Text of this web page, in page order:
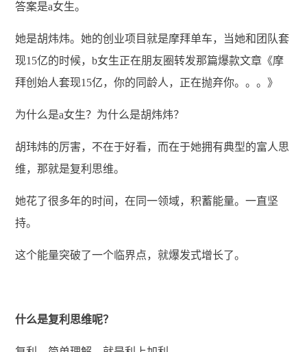
答案是a女生。
她是胡炜炜。她的创业项目就是摩拜单车，当她和团队套
现15亿的时候，b女生正在朋友圈转发那篇爆款文章《摩
拜创始人套现15亿，你的同龄人，正在抛弃你。。。》
为什么是a女生？为什么是胡炜炜？
胡玮炜的厉害，不在于好看，而在于她拥有典型的富人思
维，那就是复利思维。
她花了很多年的时间，在同一领域，积蓄能量。一直坚
持。
这个能量突破了一个临界点，就爆发式增长了。
什么是复利思维呢？